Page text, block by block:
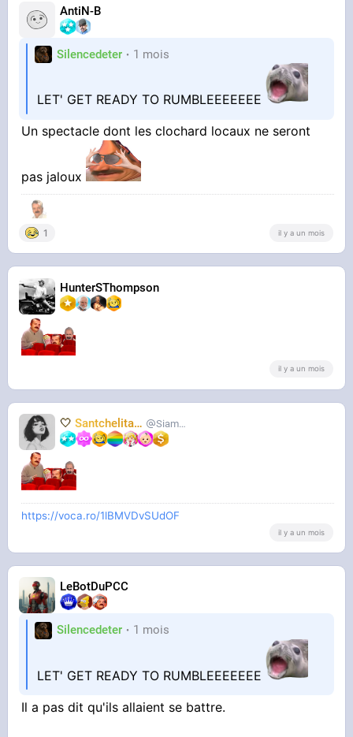
AntiN-B
Silencedeter 1 mois
LET' GET READY TO RUMBLEEEEEEE
Un spectacle dont les clochard locaux ne seront
pas jaloux
1 il y a un mois
HunterSThompson
il y a un mois
🤍 Santchelita🤍 Siameuh
https://voca.ro/1lBMVDvSUdOF
il y a un mois
LeBotDuPCC
Silencedeter 1 mois
LET' GET READY TO RUMBLEEEEEEE
Il a pas dit qu'ils allaient se battre.